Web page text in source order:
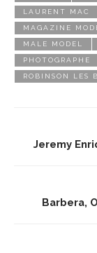
LAURENT MAC
MAGAZINE
MALE MODEL
PHOTOGRAPHE
ROBINSON LES
Jeremy
Barbera,